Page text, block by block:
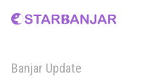
Home
Banjar Update